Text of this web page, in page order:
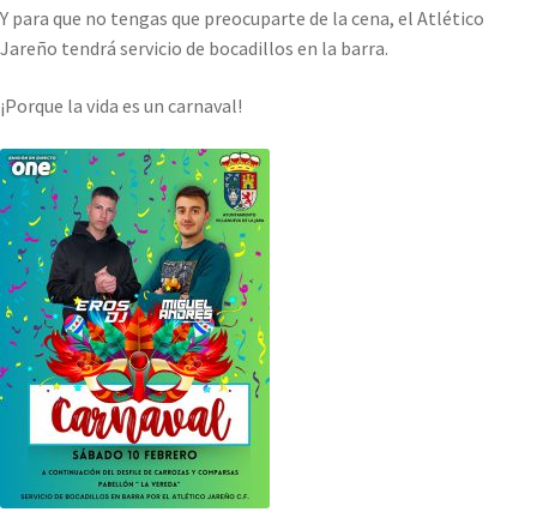
Y para que no tengas que preocuparte de la cena, el Atlético
Jareño tendrá servicio de bocadillos en la barra.
¡Porque la vida es un carnaval!